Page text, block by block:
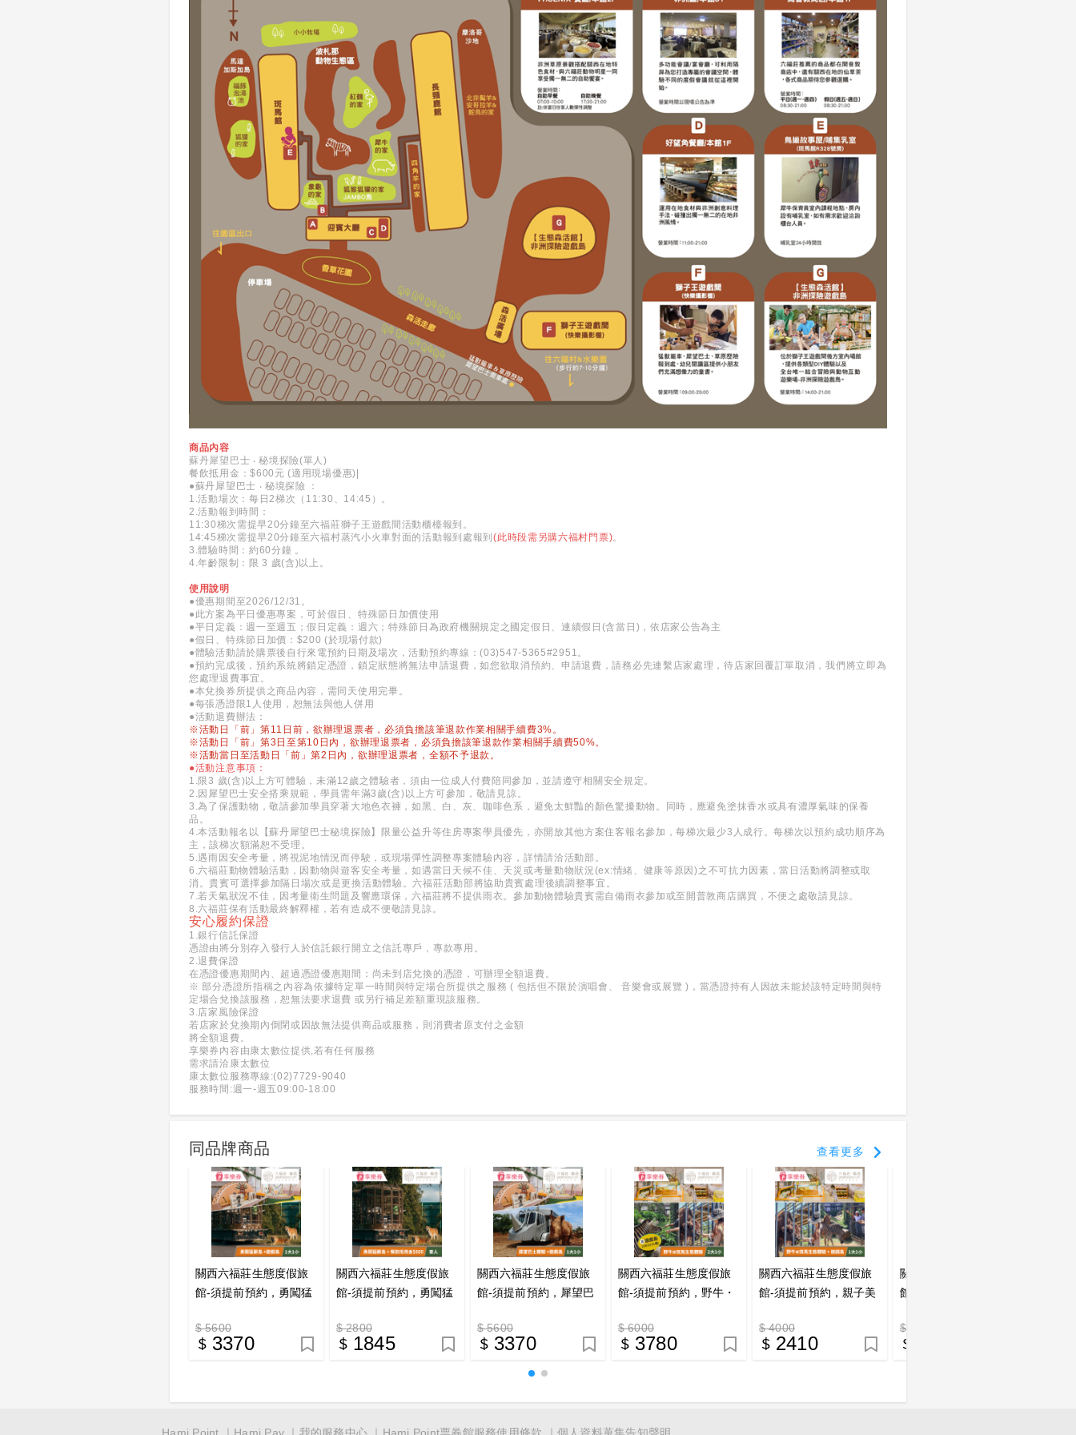
商品內容
蘇丹犀望巴士 ‧ 秘境探險(單人)
餐飲抵用金：$600元 (適用現場優惠)|
●蘇丹犀望巴士 ‧ 秘境探險 ：
1.活動場次：每日2梯次（11:30、14:45）。
2.活動報到時間：
11:30梯次需提早20分鐘至六福莊獅子王遊戲間活動櫃檯報到。
14:45梯次需提早20分鐘至六福村蒸汽小火車對面的活動報到處報到(此時段需另購六福村門票)。
3.體驗時間：約60分鐘 。
4.年齡限制：限 3 歲(含)以上。
使用說明
●優惠期間至2026/12/31。
●此方案為平日優惠專案，可於假日、特殊節日加價使用
●平日定義：週一至週五；假日定義：週六；特殊節日為政府機關規定之國定假日、連續假日(含當日)，依店家公告為主
●假日、特殊節日加價：$200 (於現場付款)
●體驗活動請於購票後自行來電預約日期及場次，活動預約專線：(03)547-5365#2951。
●預約完成後，預約系統將鎖定憑證，鎖定狀態將無法申請退費，如您欲取消預約、申請退費，請務必先連繫店家處理，待店家回覆訂單取消，我們將立即為
您處理退費事宜。
●本兌換券所提供之商品內容，需同天使用完畢。
●每張憑證限1人使用，恕無法與他人併用
●活動退費辦法：
※活動日「前」第11日前，欲辦理退票者，必須負擔該筆退款作業相關手續費3%。
※活動日「前」第3日至第10日內，欲辦理退票者，必須負擔該筆退款作業相關手續費50%。
※活動當日至活動日「前」第2日內，欲辦理退票者，全額不予退款。
●活動注意事項：
1.限3 歲(含)以上方可體驗，未滿12歲之體驗者，須由一位成人付費陪同參加，並請遵守相關安全規定。
2.因犀望巴士安全搭乘規範，學員需年滿3歲(含)以上方可參加，敬請見諒。
3.為了保護動物，敬請參加學員穿著大地色衣褲，如黑、白、灰、咖啡色系，避免太鮮豔的顏色驚擾動物。同時，應避免塗抹香水或具有濃厚氣味的保養
品。
4.本活動報名以【蘇丹犀望巴士秘境探險】限量公益升等住房專案學員優先，亦開放其他方案住客報名參加，每梯次最少3人成行。每梯次以預約成功順序為
主，該梯次額滿恕不受理。
5.遇雨因安全考量，將視泥地情況而停駛，或現場彈性調整專案體驗內容，詳情請洽活動部。
6.六福莊動物體驗活動，因動物與遊客安全考量，如遇當日天候不佳、天災或考量動物狀況(ex:情緒、健康等原因)之不可抗力因素，當日活動將調整或取
消。貴賓可選擇參加隔日場次或是更換活動體驗。六福莊活動部將協助貴賓處理後續調整事宜。
7.若天氣狀況不佳，因考量衛生問題及響應環保，六福莊將不提供雨衣。參加動物體驗貴賓需自備雨衣參加或至開普敦商店購買，不便之處敬請見諒。
8.六福莊保有活動最終解釋權，若有造成不便敬請見諒。
安心履約保證
1.銀行信託保證
憑證由將分別存入發行人於信託銀行開立之信託專戶，專款專用。
2.退費保證
在憑證優惠期間內、超過憑證優惠期間：尚未到店兌換的憑證，可辦理全額退費。
※ 部分憑證所指稱之內容為依據特定單一時間與特定場合所提供之服務 ( 包括但不限於演唱會、 音樂會或展覽 )，當憑證持有人因故未能於該特定時間與特
定場合兌換該服務，恕無法要求退費 或另行補足差額重現該服務。
3.店家風險保證
若店家於兌換期內倒閉或因故無法提供商品或服務，則消費者原支付之金額
將全額退費。
享樂券內容由康太數位提供,若有任何服務
需求請洽康太數位
康太數位服務專線:(02)7729-9040
服務時間:週一-週五09:00-18:00
同品牌商品 查看更多
關西六福莊生態度假旅
館-須提前預約，勇闖猛
島1大1小）享樂券
$ 5600
3370
關西六福莊生態度假旅
館-須提前預約，勇闖猛
樂券
$ 2800
1845
關西六福莊生態度假旅
館-須提前預約，犀望巴
（含遊戲島1大1小）享
樂券
$ 5600
3370
關西六福莊生態度假旅
館-須提前預約，野牛・
小) 享樂券
$ 6000
3780
關西六福莊生態度假旅
館-須提前預約，親子美
享樂券
$ 4000
2410
關西六福莊生態度假旅
館-須提前預約，親子生
小) 享樂券
$ 4800